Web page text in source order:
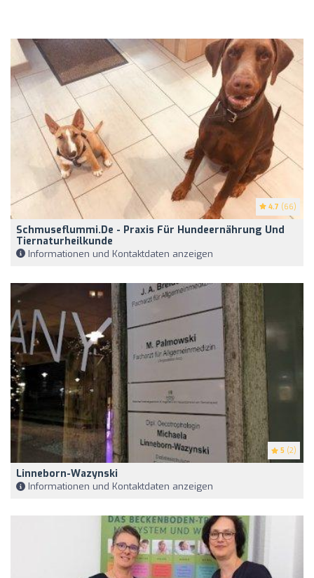
4.7 (66)
Schmuseflummi.de - Praxis Für Hundeernährung Und
Tiernaturheilkunde
Informationen und Kontaktdaten anzeigen
5 (2)
Linneborn-Wazynski
Informationen und Kontaktdaten anzeigen